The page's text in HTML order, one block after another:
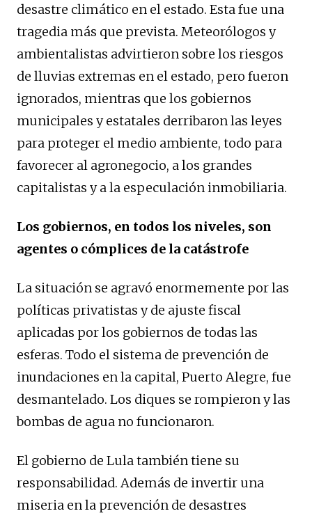
desastre climático en el estado. Esta fue una
tragedia más que prevista. Meteorólogos y
ambientalistas advirtieron sobre los riesgos
de lluvias extremas en el estado, pero fueron
ignorados, mientras que los gobiernos
municipales y estatales derribaron las leyes
para proteger el medio ambiente, todo para
favorecer al agronegocio, a los grandes
capitalistas y a la especulación inmobiliaria.
Los gobiernos, en todos los niveles, son
agentes o cómplices de la catástrofe
La situación se agravó enormemente por las
políticas privatistas y de ajuste fiscal
aplicadas por los gobiernos de todas las
esferas. Todo el sistema de prevención de
inundaciones en la capital, Puerto Alegre, fue
desmantelado. Los diques se rompieron y las
bombas de agua no funcionaron.
El gobierno de Lula también tiene su
responsabilidad. Además de invertir una
miseria en la prevención de desastres